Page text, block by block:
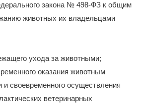
закона № 498-ФЗ к общим
животных их владельцами
ухода за животными;
оказания животным
и своевременного осуществления
ветеринарных